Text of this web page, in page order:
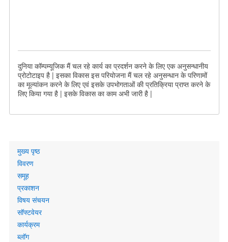
दुनिया कॉम्पम्यूजिक मैं चल रहे कार्य का प्रदर्शन करने के लिए एक अनुसन्धानीय
प्रोटोटाइप है | इसका विकास इस परियोजना मैं चल रहे अनुसन्धान के परिणामों
का मूल्यांकन करने के लिए एवं इसके उपभोगताओं की प्रतिक्रिया प्राप्त करने के
लिए किया गया है | इसके विकास का काम अभी जारी है |
Primary
links
मुख्य पृष्ठ
विवरण
समूह
प्रकाशन
विषय संचयन
सॉफ्टवेयर
कार्यक्रम
ब्लॉग